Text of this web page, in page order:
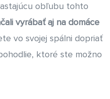
obľubu tohto
vyrábať aj na domáce
vo svojej spálni dopriať
ktoré ste možno